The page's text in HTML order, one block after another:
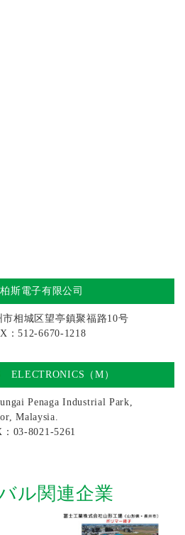
斯電子有限公司
相城区望亭鎮聚福路10号
512-6670-1218
（M）
Penaga Industrial Park,
Malaysia.
03-8021-5261
ル関連企業